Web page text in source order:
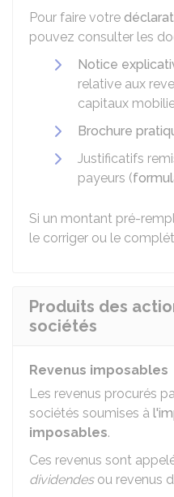
Pour faire votre
pouvez consulter les
Notice
relative aux
capitaux
Brochure
Justificatifs
payeurs (
Si un montant pré-
le corriger ou le
Produits des
sociétés
Revenus imposables
Les revenus procurés
sociétés soumises à
imposables.
Ces revenus sont
dividendesou revenus